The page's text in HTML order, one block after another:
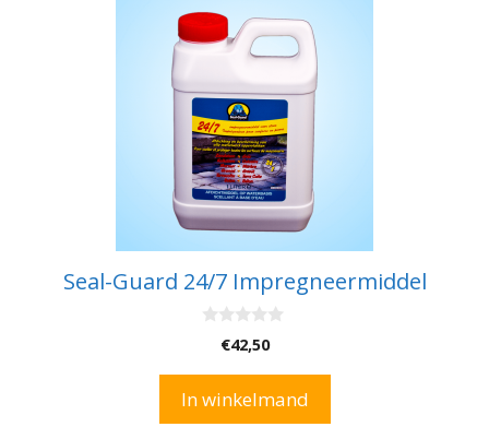
Seal-Guard 24/7 Impregneermiddel
5
€42,50
In winkelmand